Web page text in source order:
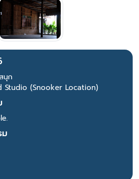
นุก
Studio (Snooker Location)